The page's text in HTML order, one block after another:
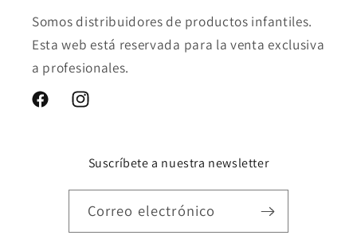
Somos distribuidores de productos infantiles.
Esta web está reservada para la venta exclusiva
a profesionales.
FacebookInstagram
Suscríbete a nuestra newsletter
Correo electrónico